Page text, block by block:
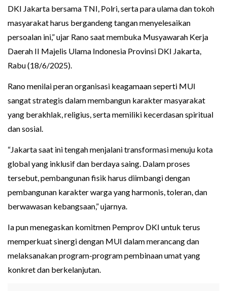
DKI Jakarta bersama TNI, Polri, serta para ulama dan tokoh
masyarakat harus bergandeng tangan menyelesaikan
persoalan ini,” ujar Rano saat membuka Musyawarah Kerja
Daerah II Majelis Ulama Indonesia Provinsi DKI Jakarta,
Rabu (18/6/2025).
Rano menilai peran organisasi keagamaan seperti MUI
sangat strategis dalam membangun karakter masyarakat
yang berakhlak, religius, serta memiliki kecerdasan spiritual
dan sosial.
“Jakarta saat ini tengah menjalani transformasi menuju kota
global yang inklusif dan berdaya saing. Dalam proses
tersebut, pembangunan fisik harus diimbangi dengan
pembangunan karakter warga yang harmonis, toleran, dan
berwawasan kebangsaan,” ujarnya.
Ia pun menegaskan komitmen Pemprov DKI untuk terus
memperkuat sinergi dengan MUI dalam merancang dan
melaksanakan program-program pembinaan umat yang
konkret dan berkelanjutan.